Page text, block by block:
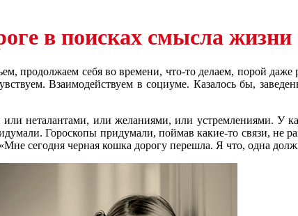
в поисках смысла жизни
продолжаем себя во времени, что-то делаем, порой даже
Взаимодействуем в социуме. Казалось бы,
неталантами, или желаниями, или устремлениями. У
Гороскопы придумали, поймав какие-то связи, не
сегодня черная кошка дорогу перешла. Я что, одна